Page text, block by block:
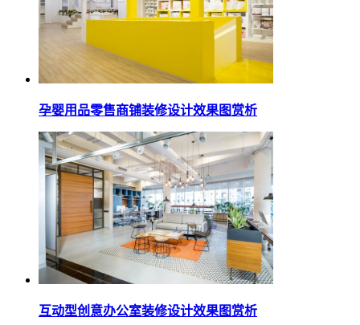
孕婴用品零售商铺装修设计效果图赏析
互动型创意办公室装修设计效果图赏析